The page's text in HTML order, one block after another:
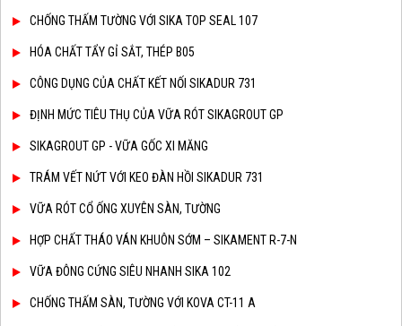
CHỐNG THẤM TƯỜNG VỚI SIKA TOP SEAL 107
HÓA CHẤT TẨY GỈ SẮT, THÉP B05
CÔNG DỤNG CỦA CHẤT KẾT NỐI SIKADUR 731
ĐỊNH MỨC TIÊU THỤ CỦA VỮA RÓT SIKAGROUT GP
SIKAGROUT GP - VỮA GỐC XI MĂNG
TRÁM VẾT NỨT VỚI KEO ĐÀN HỒI SIKADUR 731
VỮA RÓT CỔ ỐNG XUYÊN SÀN, TƯỜNG
HỢP CHẤT THÁO VÁN KHUÔN SỚM – SIKAMENT R-7-N
VỮA ĐÔNG CỨNG SIÊU NHANH SIKA 102
CHỐNG THẤM SÀN, TƯỜNG VỚI KOVA CT-11 A